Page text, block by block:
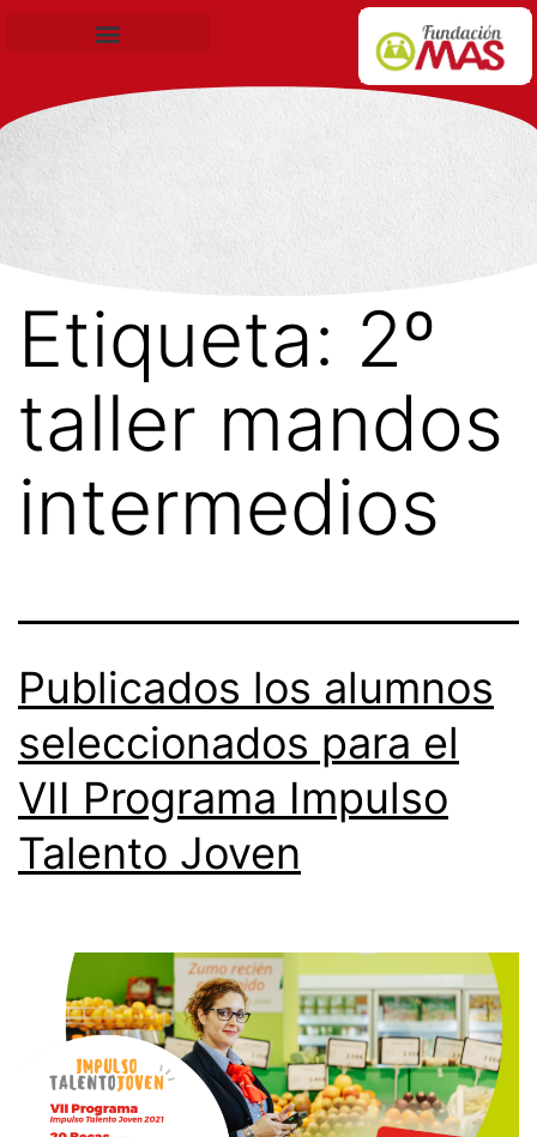
Etiqueta: 2º
taller mandos
intermedios
Publicados los alumnos
seleccionados para el
VII Programa Impulso
Talento Joven